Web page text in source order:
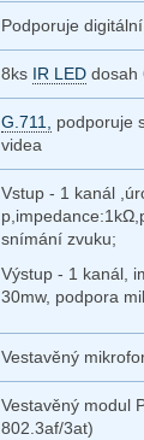
Podporuje digitální
8ks IR LED dosah
G.711,
podporuje
videa
Vstup - 1 kanál
snímání zvuku;
Výstup - 1 kanál,
30mw, podpora
Vestavěný
Vestavěný modul
802.3af/3at)